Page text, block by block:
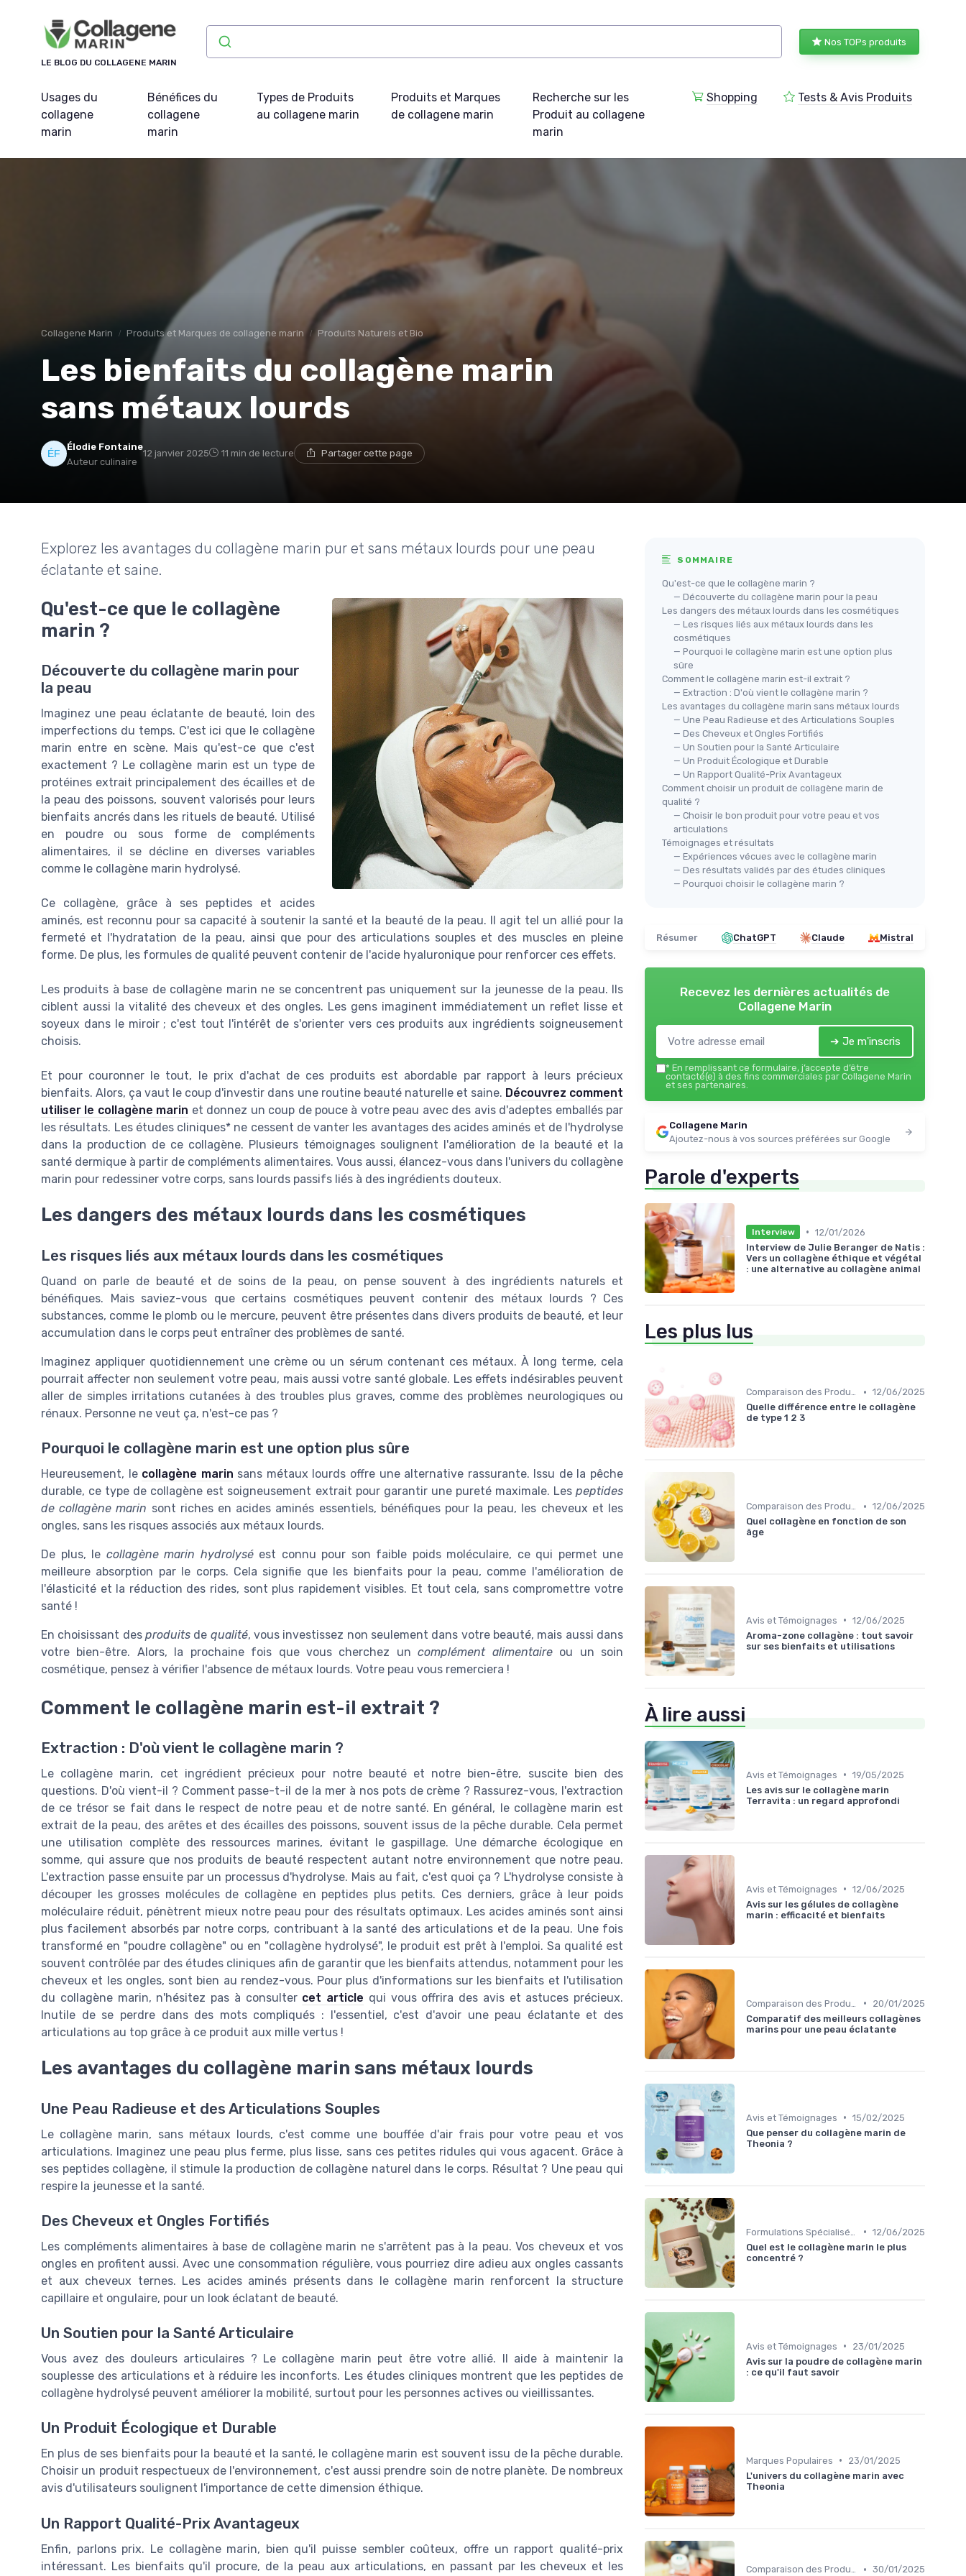
LE BLOG DU COLLAGENE MARIN
Nos TOPs produits
Usages du
collagene
marin
Bénéfices du
collagene
marin
Types de Produits
au collagene marin
Produits et Marques
de collagene marin
Recherche sur les
Produit au collagene
marin
Shopping Tests & Avis Produits
Collagene Marin Produits et Marques de collagene marin Produits Naturels et Bio
Les bienfaits du collagène marin
sans métaux lourds
Élodie Fontaine
Auteur culinaire
12 janvier 2025 11 min de lecture Partager cette page
Explorez les avantages du collagène marin pur et sans métaux lourds pour une peau
éclatante et saine.
Qu'est-ce que le collagène
marin ?
Découverte du collagène marin pour
la peau
Imaginez une peau éclatante de beauté, loin des
imperfections du temps. C'est ici que le collagène
marin entre en scène. Mais qu'est-ce que c'est
exactement ? Le collagène marin est un type de
protéines extrait principalement des écailles et de
la peau des poissons, souvent valorisés pour leurs
bienfaits ancrés dans les rituels de beauté. Utilisé
en poudre ou sous forme de compléments
alimentaires, il se décline en diverses variables
comme le collagène marin hydrolysé.
Ce collagène, grâce à ses peptides et acides
aminés, est reconnu pour sa capacité à soutenir la santé et la beauté de la peau. Il agit tel un allié pour la
fermeté et l'hydratation de la peau, ainsi que pour des articulations souples et des muscles en pleine
forme. De plus, les formules de qualité peuvent contenir de l'acide hyaluronique pour renforcer ces effets.
Les produits à base de collagène marin ne se concentrent pas uniquement sur la jeunesse de la peau. Ils
ciblent aussi la vitalité des cheveux et des ongles. Les gens imaginent immédiatement un reflet lisse et
soyeux dans le miroir ; c'est tout l'intérêt de s'orienter vers ces produits aux ingrédients soigneusement
choisis.
Et pour couronner le tout, le prix d'achat de ces produits est abordable par rapport à leurs précieux
bienfaits. Alors, ça vaut le coup d'investir dans une routine beauté naturelle et saine. Découvrez comment
utiliser le collagène marin et donnez un coup de pouce à votre peau avec des avis d'adeptes emballés par
les résultats. Les études cliniques* ne cessent de vanter les avantages des acides aminés et de l'hydrolyse
dans la production de ce collagène. Plusieurs témoignages soulignent l'amélioration de la beauté et la
santé dermique à partir de compléments alimentaires. Vous aussi, élancez-vous dans l'univers du collagène
marin pour redessiner votre corps, sans lourds passifs liés à des ingrédients douteux.
Les dangers des métaux lourds dans les cosmétiques
Les risques liés aux métaux lourds dans les cosmétiques
Quand on parle de beauté et de soins de la peau, on pense souvent à des ingrédients naturels et
bénéfiques. Mais saviez-vous que certains cosmétiques peuvent contenir des métaux lourds ? Ces
substances, comme le plomb ou le mercure, peuvent être présentes dans divers produits de beauté, et leur
accumulation dans le corps peut entraîner des problèmes de santé.
Imaginez appliquer quotidiennement une crème ou un sérum contenant ces métaux. À long terme, cela
pourrait affecter non seulement votre peau, mais aussi votre santé globale. Les effets indésirables peuvent
aller de simples irritations cutanées à des troubles plus graves, comme des problèmes neurologiques ou
rénaux. Personne ne veut ça, n'est-ce pas ?
Pourquoi le collagène marin est une option plus sûre
Heureusement, le collagène marin sans métaux lourds offre une alternative rassurante. Issu de la pêche
durable, ce type de collagène est soigneusement extrait pour garantir une pureté maximale. Les peptides
de collagène marin sont riches en acides aminés essentiels, bénéfiques pour la peau, les cheveux et les
ongles, sans les risques associés aux métaux lourds.
De plus, le collagène marin hydrolyséest connu pour son faible poids moléculaire, ce qui permet une
meilleure absorption par le corps. Cela signifie que les bienfaits pour la peau, comme l'amélioration de
l'élasticité et la réduction des rides, sont plus rapidement visibles. Et tout cela, sans compromettre votre
santé !
En choisissant des produits de qualité, vous investissez non seulement dans votre beauté, mais aussi dans
votre bien-être. Alors, la prochaine fois que vous cherchez uncomplément alimentaireou un soin
cosmétique, pensez à vérifier l'absence de métaux lourds. Votre peau vous remerciera !
Comment le collagène marin est-il extrait ?
Extraction : D'où vient le collagène marin ?
Le collagène marin, cet ingrédient précieux pour notre beauté et notre bien-être, suscite bien des
questions. D'où vient-il ? Comment passe-t-il de la mer à nos pots de crème ? Rassurez-vous, l'extraction
de ce trésor se fait dans le respect de notre peau et de notre santé. En général, le collagène marin est
extrait de la peau, des arêtes et des écailles des poissons, souvent issus de la pêche durable. Cela permet
une utilisation complète des ressources marines, évitant le gaspillage. Une démarche écologique en
somme, qui assure que nos produits de beauté respectent autant notre environnement que notre peau.
L'extraction passe ensuite par un processus d'hydrolyse. Mais au fait, c'est quoi ça ? L'hydrolyse consiste à
découper les grosses molécules de collagène en peptides plus petits. Ces derniers, grâce à leur poids
moléculaire réduit, pénètrent mieux notre peau pour des résultats optimaux. Les acides aminés sont ainsi
plus facilement absorbés par notre corps, contribuant à la santé des articulations et de la peau. Une fois
transformé en "poudre collagène" ou en "collagène hydrolysé", le produit est prêt à l'emploi. Sa qualité est
souvent contrôlée par des études cliniques afin de garantir que les bienfaits attendus, notamment pour les
cheveux et les ongles, sont bien au rendez-vous. Pour plus d'informations sur les bienfaits et l'utilisation
du collagène marin, n'hésitez pas à consulter cet article qui vous offrira des avis et astuces précieux.
Inutile de se perdre dans des mots compliqués : l'essentiel, c'est d'avoir une peau éclatante et des
articulations au top grâce à ce produit aux mille vertus !
Les avantages du collagène marin sans métaux lourds
Une Peau Radieuse et des Articulations Souples
Le collagène marin, sans métaux lourds, c'est comme une bouffée d'air frais pour votre peau et vos
articulations. Imaginez une peau plus ferme, plus lisse, sans ces petites ridules qui vous agacent. Grâce à
ses peptides collagène, il stimule la production de collagène naturel dans le corps. Résultat ? Une peau qui
respire la jeunesse et la santé.
Des Cheveux et Ongles Fortifiés
Les compléments alimentaires à base de collagène marin ne s'arrêtent pas à la peau. Vos cheveux et vos
ongles en profitent aussi. Avec une consommation régulière, vous pourriez dire adieu aux ongles cassants
et aux cheveux ternes. Les acides aminés présents dans le collagène marin renforcent la structure
capillaire et ongulaire, pour un look éclatant de beauté.
Un Soutien pour la Santé Articulaire
Vous avez des douleurs articulaires ? Le collagène marin peut être votre allié. Il aide à maintenir la
souplesse des articulations et à réduire les inconforts. Les études cliniques montrent que les peptides de
collagène hydrolysé peuvent améliorer la mobilité, surtout pour les personnes actives ou vieillissantes.
Un Produit Écologique et Durable
En plus de ses bienfaits pour la beauté et la santé, le collagène marin est souvent issu de la pêche durable.
Choisir un produit respectueux de l'environnement, c'est aussi prendre soin de notre planète. De nombreux
avis d'utilisateurs soulignent l'importance de cette dimension éthique.
Un Rapport Qualité-Prix Avantageux
Enfin, parlons prix. Le collagène marin, bien qu'il puisse sembler coûteux, offre un rapport qualité-prix
intéressant. Les bienfaits qu'il procure, de la peau aux articulations, en passant par les cheveux et les
SOMMAIRE
Qu'est-ce que le collagène marin ?
— Découverte du collagène marin pour la peau
Les dangers des métaux lourds dans les cosmétiques
— Les risques liés aux métaux lourds dans les
cosmétiques
— Pourquoi le collagène marin est une option plus
sûre
Comment le collagène marin est-il extrait ?
— Extraction : D'où vient le collagène marin ?
Les avantages du collagène marin sans métaux lourds
— Une Peau Radieuse et des Articulations Souples
— Des Cheveux et Ongles Fortifiés
— Un Soutien pour la Santé Articulaire
— Un Produit Écologique et Durable
— Un Rapport Qualité-Prix Avantageux
Comment choisir un produit de collagène marin de
qualité ?
— Choisir le bon produit pour votre peau et vos
articulations
Témoignages et résultats
— Expériences vécues avec le collagène marin
— Des résultats validés par des études cliniques
— Pourquoi choisir le collagène marin ?
Résumer ChatGPT Claude Mistral
Recevez les dernières actualités de
Collagene Marin
➔ Je m'inscris
* En remplissant ce formulaire, j’accepte d’être
contacté(e) à des fins commerciales par Collagene Marin
et ses partenaires.
Collagene Marin
Ajoutez-nous à vos sources préférées sur Google
Parole d'experts
Interview • 12/01/2026
Interview de Julie Beranger de Natis :
Vers un collagène éthique et végétal
: une alternative au collagène animal
Les plus lus
Comparaison des Produits • 12/06/2025
Quelle différence entre le collagène
de type 1 2 3
Comparaison des Produits • 12/06/2025
Quel collagène en fonction de son
âge
Avis et Témoignages • 12/06/2025
Aroma-zone collagène : tout savoir
sur ses bienfaits et utilisations
À lire aussi
Avis et Témoignages • 19/05/2025
Les avis sur le collagène marin
Terravita : un regard approfondi
Avis et Témoignages • 12/06/2025
Avis sur les gélules de collagène
marin : efficacité et bienfaits
•
20/01/2025
Comparatif des meilleurs collagènes
marins pour une peau éclatante
Avis et Témoignages • 15/02/2025
Que penser du collagène marin de
Theonia ?
• 12/06/2025
Quel est le collagène marin le plus
concentré ?
Avis et Témoignages •
23/01/2025
Avis sur la poudre de collagène marin
: ce qu'il faut savoir
Marques Populaires •
23/01/2025
L'univers du collagène marin avec
Theonia
Comparaison des Produits • 30/01/2025